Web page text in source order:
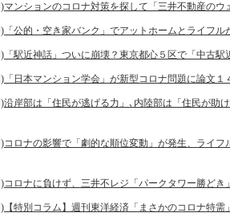
マンションのコロナ対策を探して「三井不動産のウ
「公的・空き家バンク」でアットホームとライフル
「駅近神話」ついに崩壊？東京都心５区で「中古駅
「日本マンション学会」が新型コロナ問題に論文１
沿岸部は「住民が逃げる力」､内陸部は「住民が助
コロナの影響で「劇的な順位変動」が発生、ライ
コロナに負けず、三井不レジ「パークタワー勝どき
【特別コラム】週刊東洋経済「まさかのコロナ特